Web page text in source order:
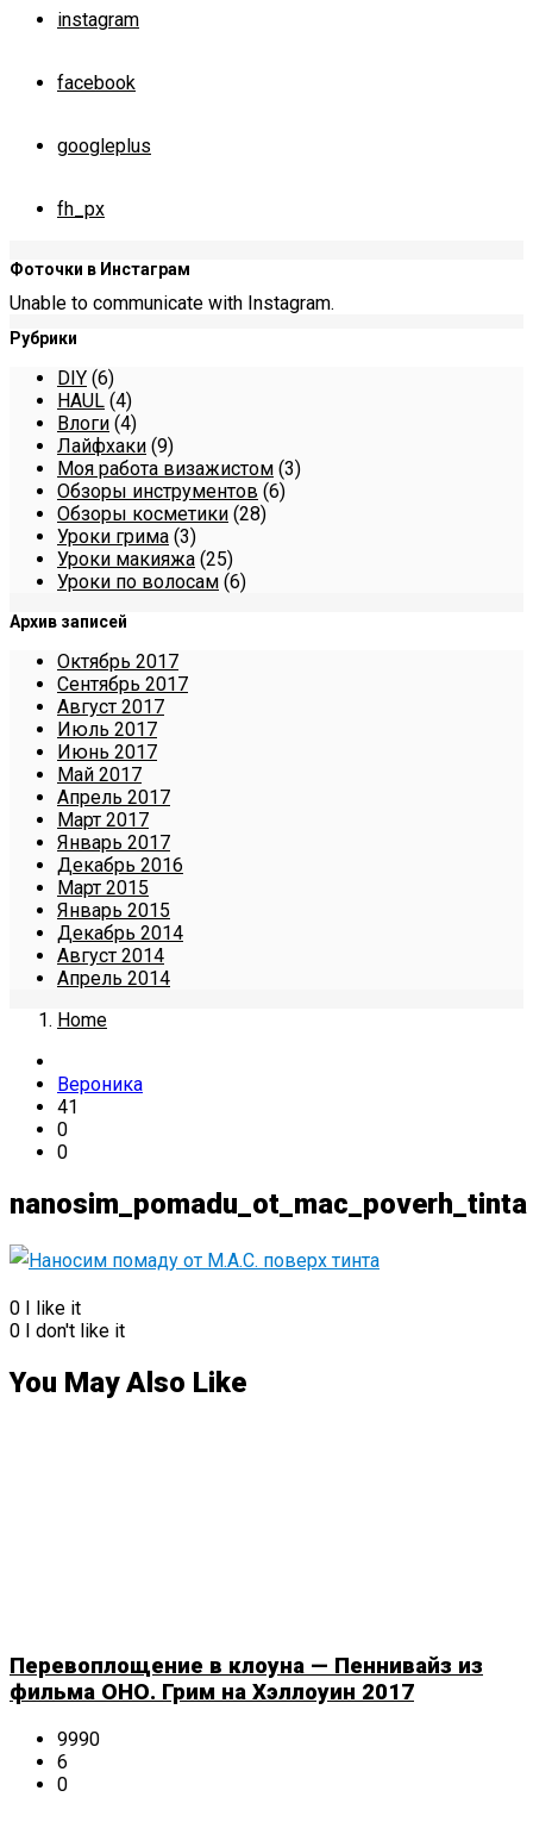
instagram
facebook
googleplus
fh_px
Фоточки в Инстаграм
Unable to communicate with Instagram.
Рубрики
DIY (6)
HAUL (4)
Влоги (4)
Лайфхаки (9)
Моя работа визажистом (3)
Обзоры инструментов (6)
Обзоры косметики (28)
Уроки грима (3)
Уроки макияжа (25)
Уроки по волосам (6)
Архив записей
Октябрь 2017
Сентябрь 2017
Август 2017
Июль 2017
Июнь 2017
Май 2017
Апрель 2017
Март 2017
Январь 2017
Декабрь 2016
Март 2015
Январь 2015
Декабрь 2014
Август 2014
Апрель 2014
Home
Вероника
41
0
0
nanosim_pomadu_ot_mac_poverh_tinta
0 I like it
0 I don't like it
You May Also Like
Перевоплощение в клоуна — Пеннивайз из
фильма ОНО. Грим на Хэллоуин 2017
9990
6
0